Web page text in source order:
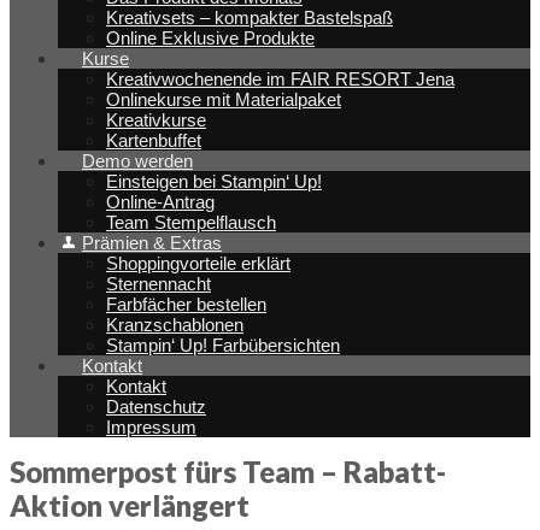
Kreativsets – kompakter Bastelspaß
Online Exklusive Produkte
Kurse
Kreativwochenende im FAIR RESORT Jena
Onlinekurse mit Materialpaket
Kreativkurse
Kartenbuffet
Demo werden
Einsteigen bei Stampin‘ Up!
Online-Antrag
Team Stempelflausch
Prämien & Extras
Shoppingvorteile erklärt
Sternennacht
Farbfächer bestellen
Kranzschablonen
Stampin‘ Up! Farbübersichten
Kontakt
Kontakt
Datenschutz
Impressum
Sommerpost fürs Team – Rabatt-
Aktion verlängert
Post
navigation